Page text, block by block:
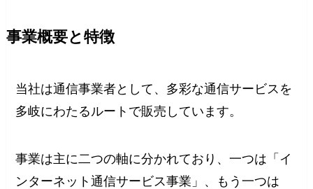
事業概要と特徴
当社は通信事業者として、多彩な通信サービスを
多岐にわたるルートで販売しています。
事業は主に二つの軸に分かれており、一つは「イ
ンターネット通信サービス事業」、もう一つは